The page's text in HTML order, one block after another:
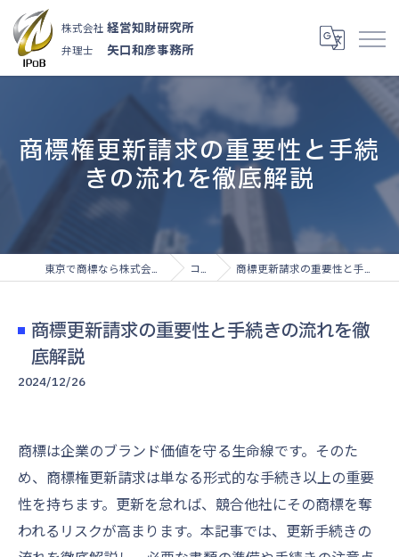
株式会社 経営知財研究所
弁理士 矢口和彦事務所
商標権更新請求の重要性と手続
きの流れを徹底解説
コラム 商標更新請求の重要性と手続きの流れを徹底解説
商標更新請求の重要性と手続きの流れを徹
底解説
2024/12/26
商標は企業のブランド価値を守る生命線です。そのた
め、商標権更新請求は単なる形式的な手続き以上の重要
性を持ちます。更新を怠れば、競合他社にその商標を奪
われるリスクが高まります。本記事では、更新手続きの